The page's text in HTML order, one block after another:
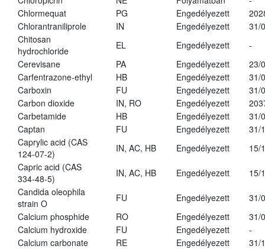
Chlormequat
PG Engedélyezett
Chlorantraniliprole
IN Engedélyezett
31/
Chitosan
hydrochloride
EL Engedélyezett
-
Cerevisane
PA Engedélyezett
23/
Carfentrazone-ethyl
HB Engedélyezett
31/
Carboxin
FU Engedélyezett
31/
Carbon dioxide
IN, RO Engedélyezett
Carbetamide
HB Engedélyezett
31/
Captan
FU Engedélyezett
31/
Caprylic acid (CAS
124-07-2)
IN, AC, HB Engedélyezett
15/
Capric acid (CAS
334-48-5)
IN, AC, HB Engedélyezett
15/
Candida oleophila
strain O
FU Engedélyezett
31/
Calcium phosphide
RO Engedélyezett
31/
Calcium hydroxide
FU Engedélyezett
-
Calcium carbonate
RE Engedélyezett
31/